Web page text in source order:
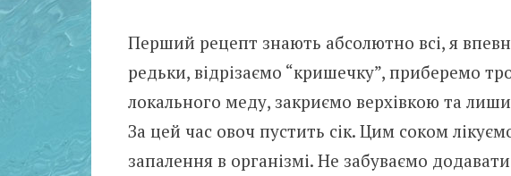
Перший рецепт знають абсолютно всі, я
редьки, відрізаємо “кришечку”, приберемо
локального меду, закриємо верхівкою та
За цей час овоч пустить сік. Цим соком
запалення в організмі. Не забуваємо